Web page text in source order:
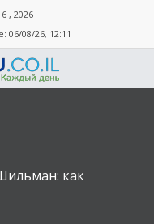
, 2026
06/08/26, 12:11
как